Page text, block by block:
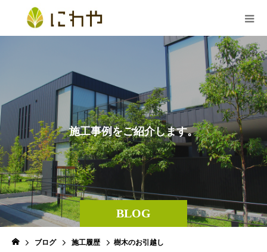
BLOG
施工事例をご紹介します。
ブログ 施工履歴 樹木のお引越し